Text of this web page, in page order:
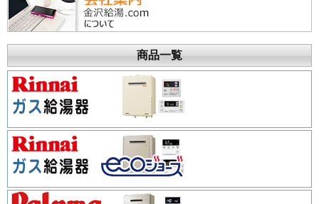
商品一覧